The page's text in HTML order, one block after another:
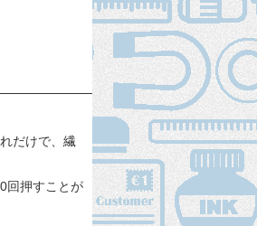
だけで、繊
回押すことが